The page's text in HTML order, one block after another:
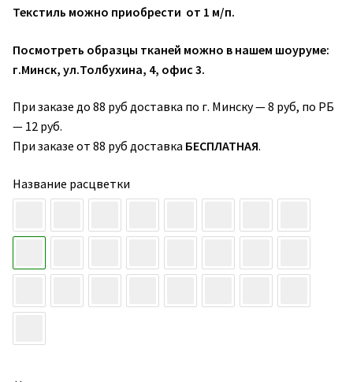
Текстиль можно приобрести от 1 м/п.
Посмотреть образцы тканей можно в нашем шоуруме:
г.Минск, ул.Толбухина, 4, офис 3.
При заказе до 88 руб доставка по г. Минску — 8 руб, по РБ
— 12 руб.
При заказе от 88 руб доставка БЕСПЛАТНАЯ.
Название расцветки